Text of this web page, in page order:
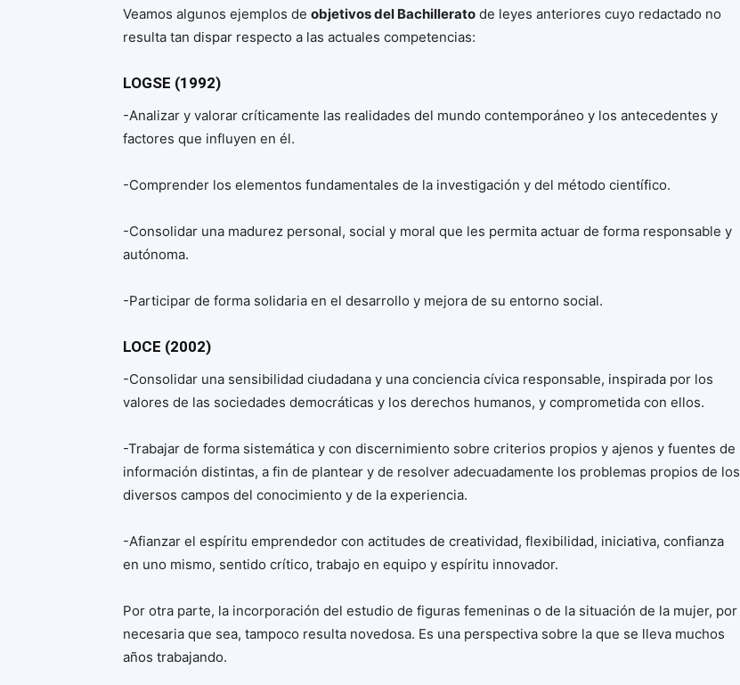
Veamos algunos ejemplos de objetivos del Bachillerato de leyes anteriores cuyo redactado no
resulta tan dispar respecto a las actuales competencias:
LOGSE (1992)
-Analizar y valorar críticamente las realidades del mundo contemporáneo y los antecedentes y
factores que influyen en él.
-Comprender los elementos fundamentales de la investigación y del método científico.
-Consolidar una madurez personal, social y moral que les permita actuar de forma responsable y
autónoma.
-Participar de forma solidaria en el desarrollo y mejora de su entorno social.
LOCE (2002)
-Consolidar una sensibilidad ciudadana y una conciencia cívica responsable, inspirada por los
valores de las sociedades democráticas y los derechos humanos, y comprometida con ellos.
-Trabajar de forma sistemática y con discernimiento sobre criterios propios y ajenos y fuentes de
información distintas, a fin de plantear y de resolver adecuadamente los problemas propios de los
diversos campos del conocimiento y de la experiencia.
-Afianzar el espíritu emprendedor con actitudes de creatividad, flexibilidad, iniciativa, confianza
en uno mismo, sentido crítico, trabajo en equipo y espíritu innovador.
Por otra parte, la incorporación del estudio de figuras femeninas o de la situación de la mujer, por
necesaria que sea, tampoco resulta novedosa. Es una perspectiva sobre la que se lleva muchos
años trabajando.